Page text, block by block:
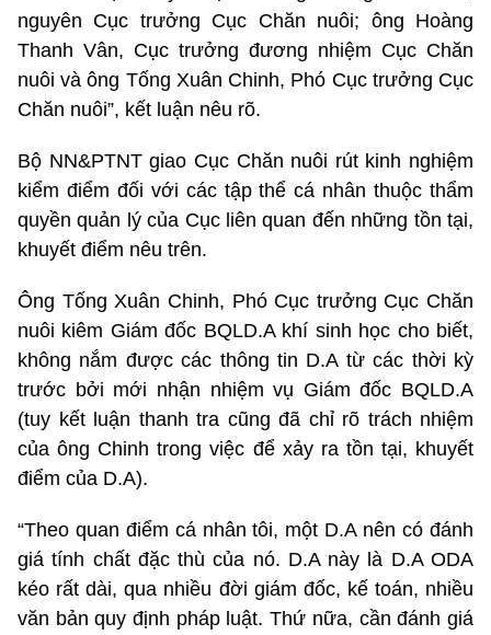
nguyên Cục trưởng Cục Chăn nuôi; ông Hoàng
Thanh Vân, Cục trưởng đương nhiệm Cục Chăn
nuôi và ông Tống Xuân Chinh, Phó Cục trưởng Cục
Chăn nuôi”, kết luận nêu rõ.
Bộ NN&PTNT giao Cục Chăn nuôi rút kinh nghiệm
kiểm điểm đối với các tập thể cá nhân thuộc thẩm
quyền quản lý của Cục liên quan đến những tồn tại,
khuyết điểm nêu trên.
Ông Tống Xuân Chinh, Phó Cục trưởng Cục Chăn
nuôi kiêm Giám đốc BQLD.A khí sinh học cho biết,
không nắm được các thông tin D.A từ các thời kỳ
trước bởi mới nhận nhiệm vụ Giám đốc BQLD.A
(tuy kết luận thanh tra cũng đã chỉ rõ trách nhiệm
của ông Chinh trong việc để xảy ra tồn tại, khuyết
điểm của D.A).
“Theo quan điểm cá nhân tôi, một D.A nên có đánh
giá tính chất đặc thù của nó. D.A này là D.A ODA
kéo rất dài, qua nhiều đời giám đốc, kế toán, nhiều
văn bản quy định pháp luật. Thứ nữa, cần đánh giá